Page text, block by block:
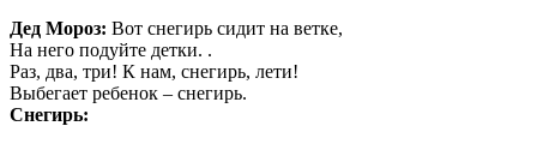
Дед Мороз: Вот снегирь сидит на ветке,
На него подуйте детки. .
Раз, два, три! К нам, снегирь, лети!
Выбегает ребенок – снегирь.
Снегирь: